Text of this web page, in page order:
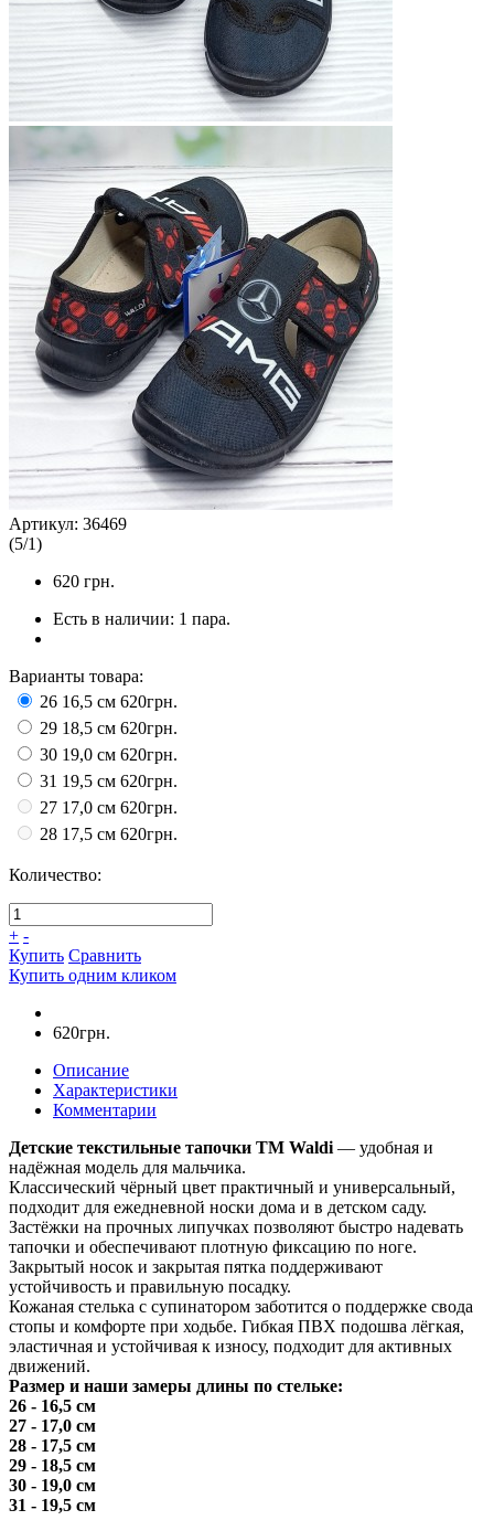
Артикул: 36469
(5/1)
620 грн.
Есть в наличии: 1 пара.
Варианты товара:
26 16,5 см 620грн.
29 18,5 см 620грн.
30 19,0 см 620грн.
31 19,5 см 620грн.
27 17,0 см 620грн.
28 17,5 см 620грн.
Количество:
+ -
Купить Сравнить
Купить одним кликом
620грн.
Описание
Характеристики
Комментарии
Детские текстильные тапочки ТМ Waldi — удобная и
надёжная модель для мальчика.
Классический чёрный цвет практичный и универсальный,
подходит для ежедневной носки дома и в детском саду.
Застёжки на прочных липучках позволяют быстро надевать
тапочки и обеспечивают плотную фиксацию по ноге.
Закрытый носок и закрытая пятка поддерживают
устойчивость и правильную посадку.
Кожаная стелька с супинатором заботится о поддержке свода
стопы и комфорте при ходьбе. Гибкая ПВХ подошва лёгкая,
эластичная и устойчивая к износу, подходит для активных
движений.
Размер и наши замеры длины по стельке:
26 - 16,5 см
27 - 17,0 см
28 - 17,5 см
29 - 18,5 см
30 - 19,0 см
31 - 19,5 см